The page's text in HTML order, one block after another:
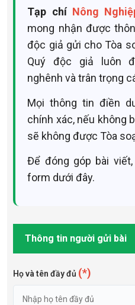
Tạp chí Nông
mong nhận được
độc giả gửi cho Tòa
Quý độc giả luôn
nghênh và trân trọng
Mọi thông tin điền
chính xác, nếu không
sẽ không được Tòa
Để đóng góp bài
form dưới đây.
Thông tin người gửi bài
Họ và tên đầy đủ (*)